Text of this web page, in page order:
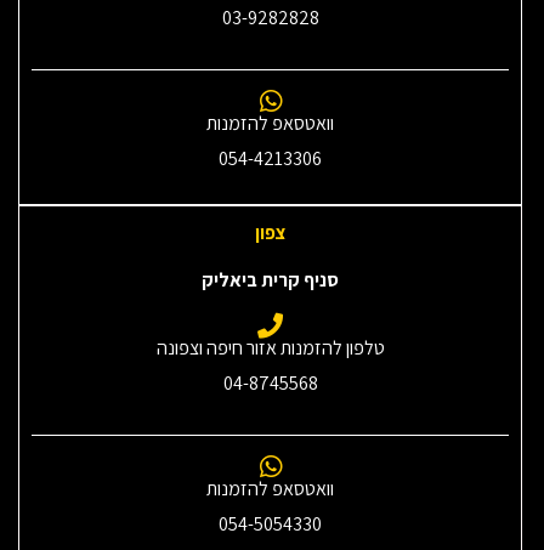
03-9282828
וואטסאפ להזמנות
054-4213306
צפון
סניף קרית ביאליק
טלפון להזמנות אזור חיפה וצפונה
04-8745568
וואטסאפ להזמנות
054-5054330